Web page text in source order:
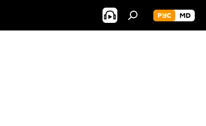
РУС MD